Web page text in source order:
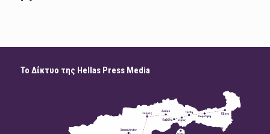
Το Δίκτυο της Hellas Press Media